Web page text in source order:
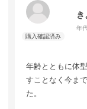
年
年齢とともに体
すことなく今ま
た。